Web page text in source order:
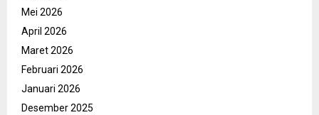
Mei 2026
April 2026
Maret 2026
Februari 2026
Januari 2026
Desember 2025